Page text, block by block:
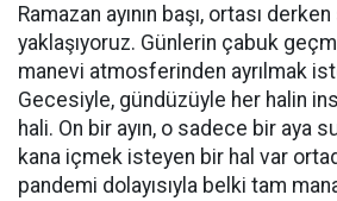
Ramazan ayının başı, ortası
yaklaşıyoruz. Günlerin çabuk
manevi atmosferinden ayrılmak
Gecesiyle, gündüzüyle her halin
hali. On bir ayın, o sadece bir aya
kana içmek isteyen bir hal var
pandemi dolayısıyla belki tam